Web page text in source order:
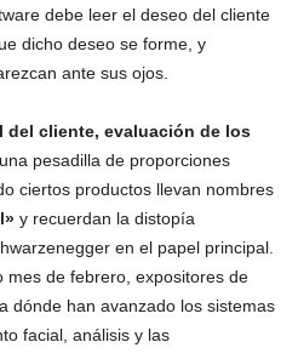
debe leer el deseo del cliente
dicho deseo se forme, y
ante sus ojos.
cliente, evaluación de los
pesadilla de proporciones
ciertos productos llevan nombres
y recuerdan la distopía
en el papel principal.
mes de febrero, expositores de
dónde han avanzado los sistemas
facial, análisis y las